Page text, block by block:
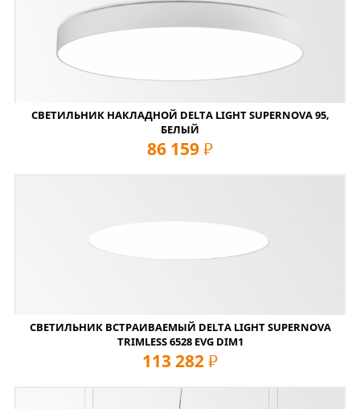
СВЕТИЛЬНИК НАКЛАДНОЙ DELTA LIGHT SUPERNOVA 95,
БЕЛЫЙ
86 159 руб
СВЕТИЛЬНИК ВСТРАИВАЕМЫЙ DELTA LIGHT SUPERNOVA
TRIMLESS 6528 EVG DIM1
113 282 руб